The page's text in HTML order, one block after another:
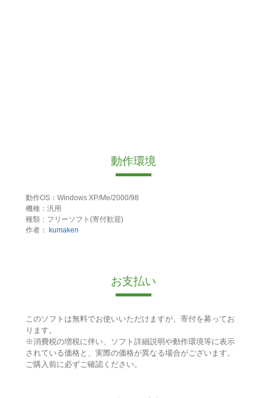
動作環境
動作OS：Windows XP/Me/2000/98
機種：汎用
種類：フリーソフト(寄付歓迎)
作者：
kumaken
お支払い
このソフトは無料でお使いいただけますが、寄付を募ってお
ります。
※消費税の増税に伴い、ソフト詳細説明や動作環境等に表示
されている価格と、実際の価格が異なる場合がございます。
ご購入前に必ずご確認ください。